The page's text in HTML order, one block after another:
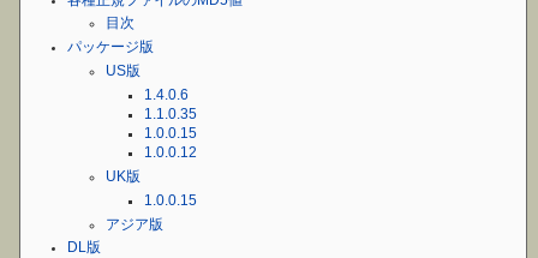
目次
パッケージ版
US版
1.4.0.6
1.1.0.35
1.0.0.15
1.0.0.12
UK版
1.0.0.15
アジア版
DL版